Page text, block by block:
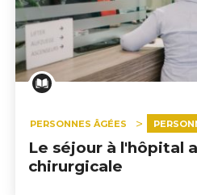
PERSONNES ÂGÉES
Le séjour à l'hôpital
chirurgicale